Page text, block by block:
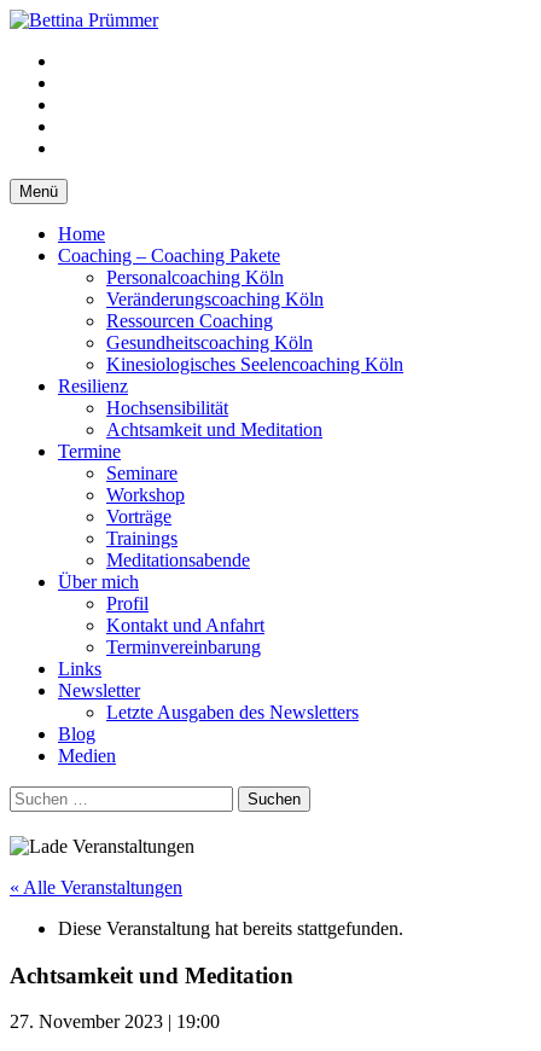
Springe
Inhalt
Menü
Home
Coaching – Coaching Pakete
Personalcoaching Köln
Veränderungscoaching Köln
Ressourcen Coaching
Gesundheitscoaching Köln
Kinesiologisches Seelencoaching Köln
Resilienz
Hochsensibilität
Achtsamkeit und Meditation
Termine
Seminare
Workshop
Vorträge
Trainings
Meditationsabende
Über mich
Profil
Kontakt und Anfahrt
Terminvereinbarung
Links
Newsletter
Letzte Ausgaben des Newsletters
Blog
Medien
Suchen
nach:
« Alle Veranstaltungen
Diese Veranstaltung hat bereits stattgefunden.
Achtsamkeit und Meditation
27. November 2023 | 19:00